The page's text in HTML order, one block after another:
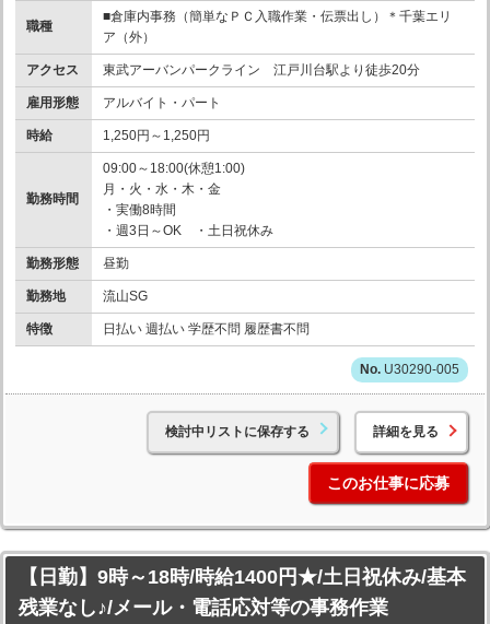
職種
■倉庫内事務（簡単なＰＣ入職作業・伝票出し）＊千葉エリ
ア（外）
アクセス 東武アーバンパークライン 江戸川台駅より徒歩20分
雇用形態 アルバイト・パート
時給 1,250円～1,250円
勤務時間
09:00～18:00(休憩1:00)
月・火・水・木・金
・実働8時間
・週3日～OK ・土日祝休み
勤務形態 昼勤
勤務地 流山SG
特徴 日払い 週払い 学歴不問 履歴書不問
U30290-005
検討中リストに保存する 詳細を見る
このお仕事に応募
【日勤】9時～18時/時給1400円★/土日祝休み/基本
残業なし♪/メール・電話応対等の事務作業